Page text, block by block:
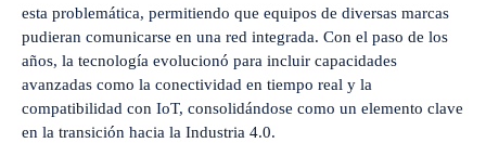
esta problemática, permitiendo que equipos de diversas marcas
pudieran comunicarse en una red integrada. Con el paso de los
años, la tecnología evolucionó para incluir capacidades
avanzadas como la conectividad en tiempo real y la
compatibilidad con IoT, consolidándose como un elemento clave
en la transición hacia la Industria 4.0.